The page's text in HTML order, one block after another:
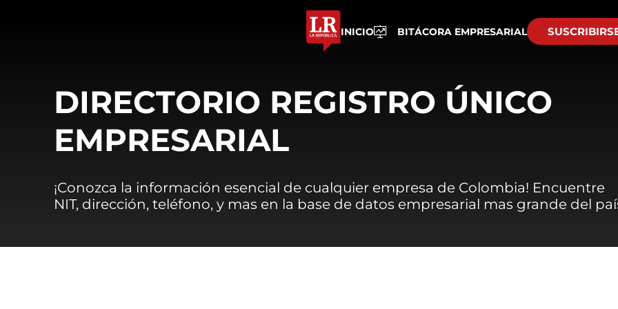
INICIO BITÁCORA EMPRESARIAL
DIRECTORIO REGISTRO ÚNICO
EMPRESARIAL
¡Conozca la información esencial de cualquier empresa de Colombia! Encuentre
NIT, dirección, teléfono, y mas en la base de datos empresarial mas grande del